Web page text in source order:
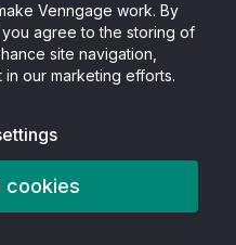
Venngage work. By
you agree to the storing of
site navigation,
our marketing efforts.
cookies